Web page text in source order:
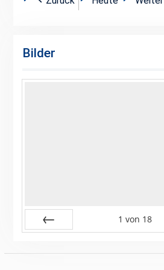
Veranstaltung)
Bilder
1 von 18